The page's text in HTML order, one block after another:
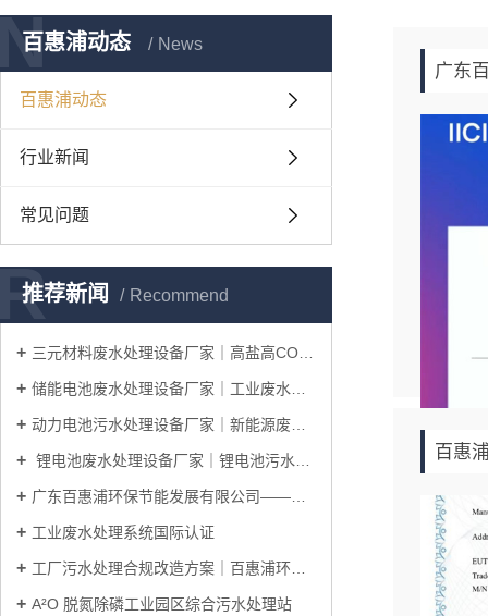
百惠浦动态 News
百惠浦动态
行业新闻
常见问题
推荐新闻 Recommend
三元材料废水处理设备厂家｜高盐高COD废水处理工艺
储能电池废水处理设备厂家｜工业废水处理系统整体解决方案
动力电池污水处理设备厂家｜新能源废水处理工艺解决方案
锂电池废水处理设备厂家｜锂电池污水处理工艺及整体解决方案
广东百惠浦环保节能发展有限公司——邀您共赴IICIE国际集成电路创新博览会
工业废水处理系统国际认证
工厂污水处理合规改造方案｜百惠浦环保一站式完成厂区达标升级
A²O 脱氮除磷工业园区综合污水处理站
广东
百惠